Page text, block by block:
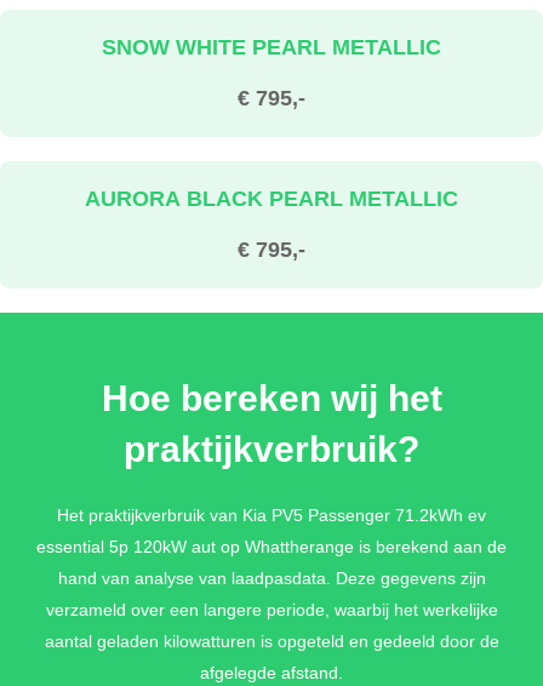
€ 795,-
SNOW WHITE PEARL METALLIC
€ 795,-
AURORA BLACK PEARL METALLIC
€ 795,-
€ 795,-
RUNWAY RED METALLIC
Hoe bereken wij het
praktijkverbruik?
Het praktijkverbruik van Kia PV5 Passenger 71.2kWh ev
essential 5p 120kW aut op Whattherange is berekend aan de
hand van analyse van laadpasdata. Deze gegevens zijn
verzameld over een langere periode, waarbij het werkelijke
aantal geladen kilowatturen is opgeteld en gedeeld door de
afgelegde afstand.